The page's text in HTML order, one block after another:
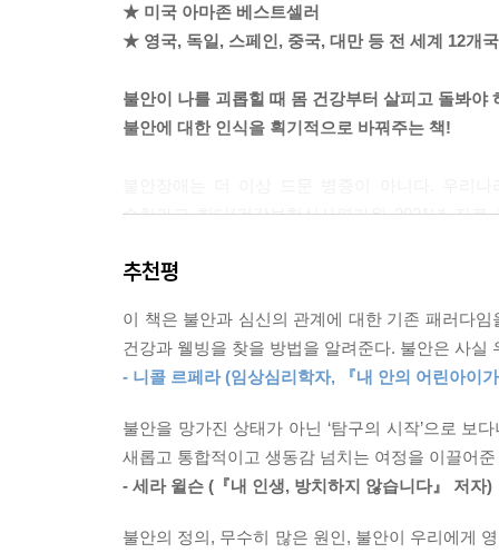
는 상황이라도 생리적으로는 우리가 체감하는 것
이 있는데 이 또한 우리가 공포에 처했을 때 나타
체공학적인 업무 환경을 갖추고 주기적으로 휴식
이 좋다.
게 건강한 상태가 아닐 수도 있다. 사람들 대부분
있어서 온종일 혈당이 오르내리는데, 혈당이 곤두
고려하면 내가 진료실에서 마주하는 불안의 뿌리
해 혈당조절이 불안을 완화하는 가장 즉각적이고
--- p.115
환자가 자신의 기분과 욕구를 표현할 통로를 갖
형적으로 발견됐다. 사회적으로 권리를 빼앗기거
★ 미국 아마존 베스트셀러
★ 영국, 독일, 스페인, 중국, 대만 등 전 세계 12개
불안이 나를 괴롭힐 때 몸 건강부터 살피고 돌봐야
불안에 대한 인식을 획기적으로 바꿔주는 책!
수치라고 한다(건강보험심사평가원 2021년 진
마운트시나이병원에서 정신과 레지던트로 일할
있을지 다방면으로 고민하고 대안적 접근들을
들여다보는 것이었다. 다시 말해 불안은 단순히
불안은, 그것이 생활 습관의 결과든 아니면 자신
자체는 문제가 아니며, 그저 우리 삶에서 다른 뭔
되돌리려고 노력할 수 있다. 앞으로 우리가 나아
추천평
이 책은 불안과 심신의 관계에 대한 기존 패러다
건강과 웰빙을 찾을 방법을 알려준다. 불안은 사
- 니콜 르페라 (임상심리학자, 『내 안의 어린아이
불안을 망가진 상태가 아닌 ‘탐구의 시작’으로 보
새롭고 통합적이고 생동감 넘치는 여정을 이끌어
- 세라 윌슨 (『내 인생, 방치하지 않습니다』 저자)
불안의 정의, 무수히 많은 원인, 불안이 우리에게